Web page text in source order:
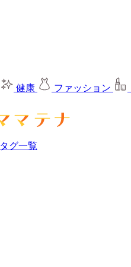
健康 ファッション
タグ一覧